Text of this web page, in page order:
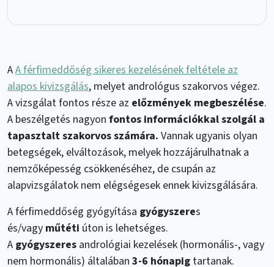
AA férfimeddőség sikeres kezelésének feltétele az
alapos kivizsgálás, melyet andrológus szakorvos végez.
A vizsgálat fontos része az előzmények megbeszélése.
A beszélgetés nagyon fontos információkkal szolgál a
tapasztalt szakorvos számára. Vannak ugyanis olyan
betegségek, elváltozások, melyek hozzájárulhatnak a
nemzőképesség csökkenéséhez, de csupán az
alapvizsgálatok nem elégségesek ennek kivizsgálására.
A férfimeddőség gyógyítása gyógyszeres
és/vagy műtéti úton is lehetséges.
A gyógyszeres andrológiai kezelések (hormonális-, vagy
nem hormonális) általában 3-6 hónapig tartanak.